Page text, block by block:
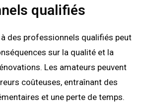
qualifiés
des professionnels qualifiés peut
sur la qualité et la
Les amateurs peuvent
coûteuses, entraînant des
et une perte de temps.